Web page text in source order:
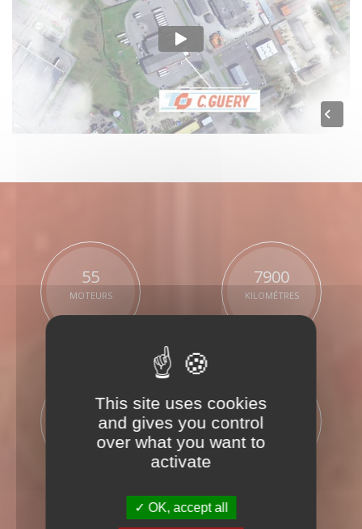
55
MOTEURS
7900
KILOMÉTRES
500
PALETTES
365
JOURS
This site uses cookies
and gives you control
over what you want to
activate
OK, accept all